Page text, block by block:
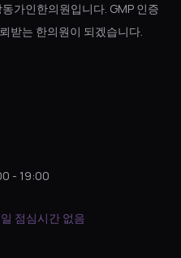
가인한의원입니다. GMP 인증
받는 한의원이 되겠습니다.
- 19:00
점심시간 없음